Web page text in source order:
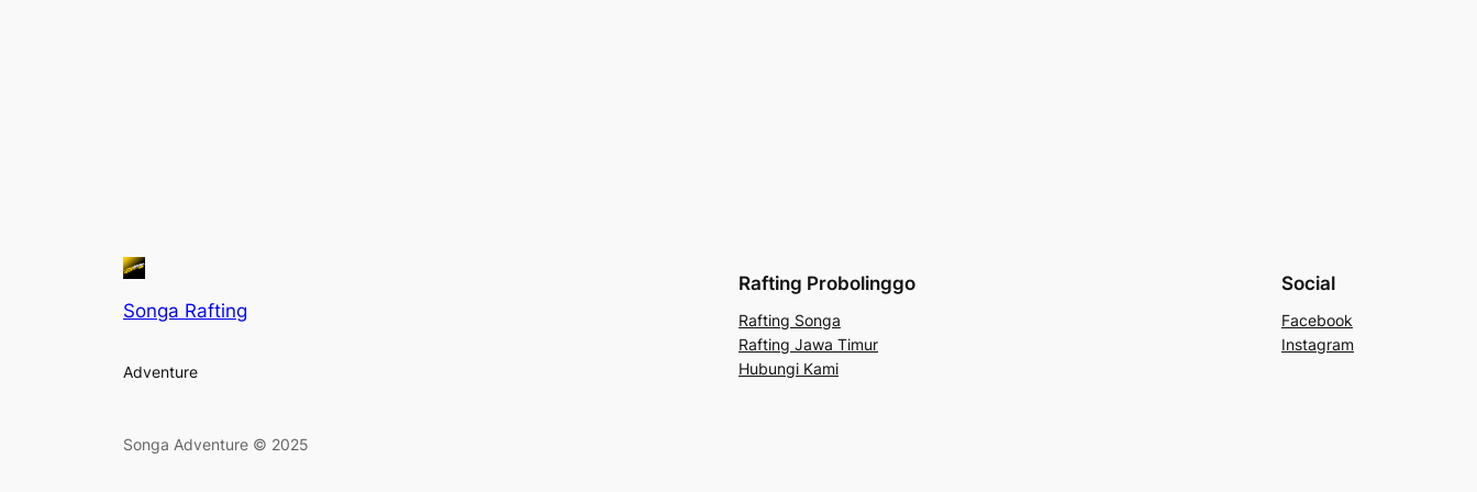
Songa Rafting
Adventure
Rafting Probolinggo
Rafting Songa
Rafting Jawa Timur
Hubungi Kami
Social
Facebook
Instagram
Songa Adventure © 2025